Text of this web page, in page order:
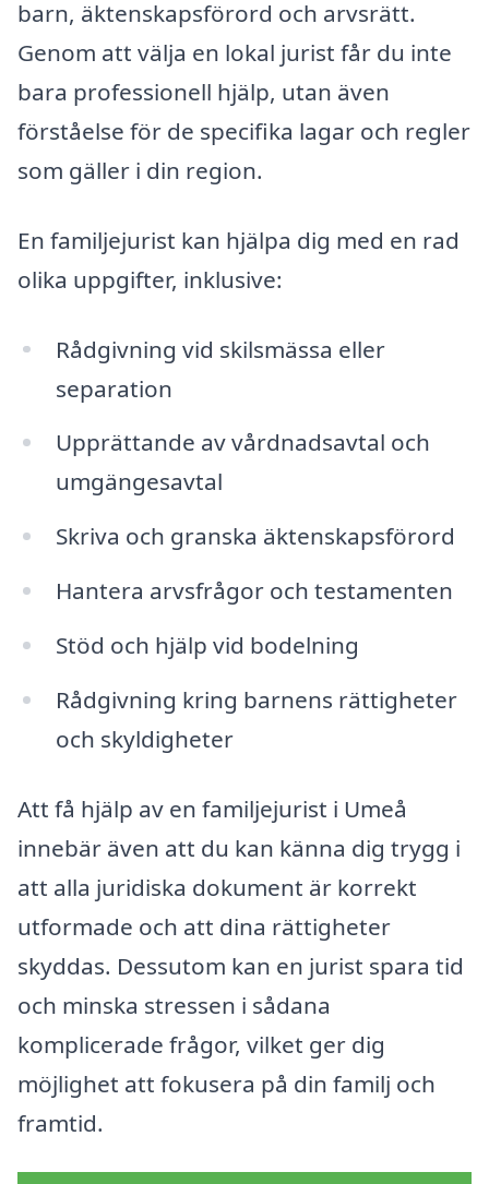
barn, äktenskapsförord och arvsrätt.
Genom att välja en lokal jurist får du inte
bara professionell hjälp, utan även
förståelse för de specifika lagar och regler
som gäller i din region.
En familjejurist kan hjälpa dig med en rad
olika uppgifter, inklusive:
Rådgivning vid skilsmässa eller
separation
Upprättande av vårdnadsavtal och
umgängesavtal
Skriva och granska äktenskapsförord
Hantera arvsfrågor och testamenten
Stöd och hjälp vid bodelning
Rådgivning kring barnens rättigheter
och skyldigheter
Att få hjälp av en familjejurist i Umeå
innebär även att du kan känna dig trygg i
att alla juridiska dokument är korrekt
utformade och att dina rättigheter
skyddas. Dessutom kan en jurist spara tid
och minska stressen i sådana
komplicerade frågor, vilket ger dig
möjlighet att fokusera på din familj och
framtid.